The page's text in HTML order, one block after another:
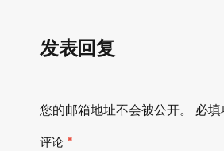
发表回复
您的邮箱地址不会被公开。 必填
评论 *